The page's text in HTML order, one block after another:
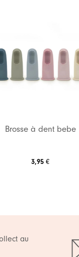
Brosse à dent bebe
3,95 €
au